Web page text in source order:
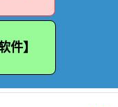
件】